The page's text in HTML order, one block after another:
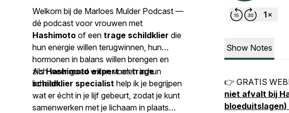
Welkom bij de Marloes Mulder Podcast —
dé podcast voor vrouwen met
Hashimoto of een trage schildklier die
hun energie willen terugwinnen, hun
hormonen in balans willen brengen en
zich weer goed willen voelen in hun
lichaam.
AlsHashimoto expertentrage
schildklier specialist help ik je begrijpen
wat er écht in je lijf gebeurt, zodat je kunt
samenwerken met je lichaam in plaats
Show Notes
👉 GRATIS
niet afvalt bij
bloeduitslagen)